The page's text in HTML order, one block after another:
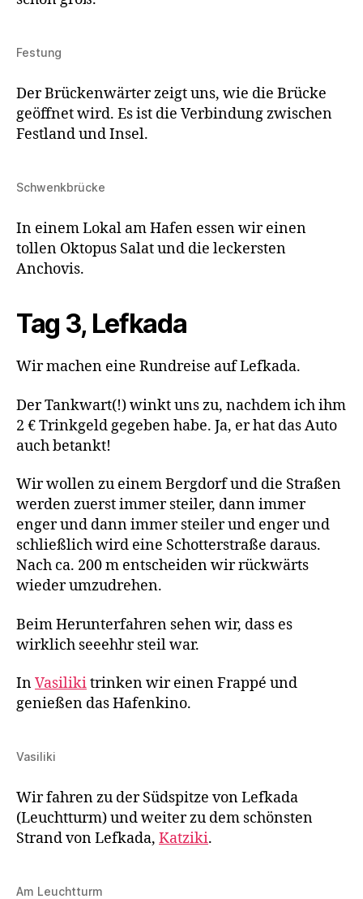
Festung
Der Brückenwärter zeigt uns, wie die Brücke
geöffnet wird. Es ist die Verbindung zwischen
Festland und Insel.
Schwenkbrücke
In einem Lokal am Hafen essen wir einen
tollen Oktopus Salat und die leckersten
Anchovis.
Tag 3, Lefkada
Wir machen eine Rundreise auf Lefkada.
Der Tankwart(!) winkt uns zu, nachdem ich ihm
2 € Trinkgeld gegeben habe. Ja, er hat das Auto
auch betankt!
Wir wollen zu einem Bergdorf und die Straßen
werden zuerst immer steiler, dann immer
enger und dann immer steiler und enger und
schließlich wird eine Schotterstraße daraus.
Nach ca. 200 m entscheiden wir rückwärts
wieder umzudrehen.
Beim Herunterfahren sehen wir, dass es
wirklich seeehhr steil war.
InVasilikitrinken wir einen Frappé und
genießen das Hafenkino.
Vasiliki
Wir fahren zu der Südspitze von Lefkada
(Leuchtturm) und weiter zu dem schönsten
Strand von Lefkada, Katziki.
Am Leuchtturm